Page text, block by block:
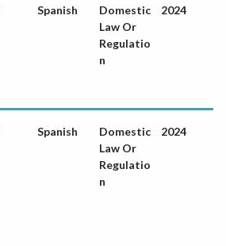
Spanish
Domestic
Law Or
Regulatio
n
2024
Spanish
Domestic
Law Or
Regulatio
n
2024